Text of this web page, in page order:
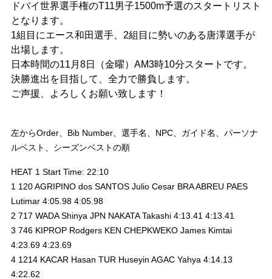
ドバイ世界選手権のT11男子1500m予選のスタートリスト
となります。
1組目にエース和田選手、2組目に勢いのある唐澤選手が
出場します。
日本時間の11月8日（金曜）AM3時10分スタートです。
決勝進出を目指して、全力で勝負します。
ご声援、よろしくお願い致します！
左からOrder、Bib Number、選手名、NPC、ガイド名、パーソナ
ルベスト、シーズンベストの順
HEAT 1 Start Time: 22:10
1 120 AGRIPINO dos SANTOS Julio Cesar BRA ABREU PAES
Lutimar 4:05.98 4:05.98
2 717 WADA Shinya JPN NAKATA Takashi 4:13.41 4:13.41
3 746 KIPROP Rodgers KEN CHEPKWEKO James Kimtai
4:23.69 4:23.69
4 1214 KACAR Hasan TUR Huseyin AGAC Yahya 4:14.13
4:22.62